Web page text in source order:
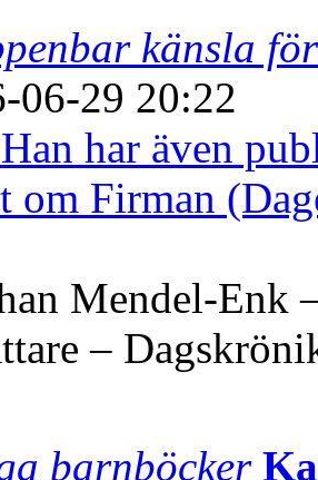
känsla
06-29 20:22
har även
om Firman
Mendel-Enk
–
barnböcker